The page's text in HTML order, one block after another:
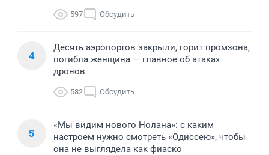
597 Обсудить
4
Десять аэропортов закрыли, горит промзона,
погибла женщина — главное об атаках
дронов
582 Обсудить
5
«Мы видим нового Нолана»: с каким
настроем нужно смотреть «Одиссею», чтобы
она не выглядела как фиаско